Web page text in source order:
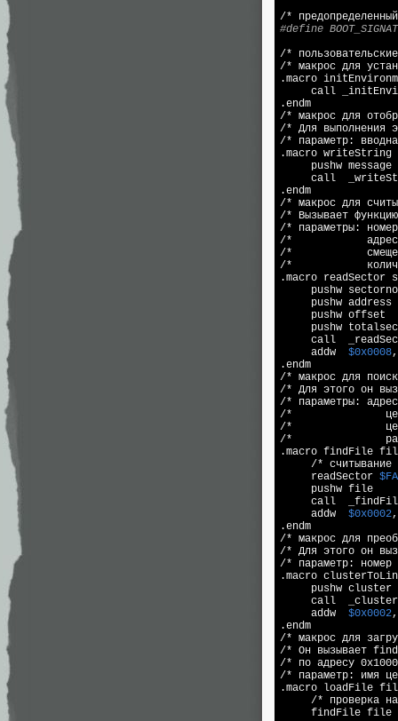
#define
/*
/* макрос для
.macro
call
.endm
/* макрос для
/* Для выполнения
/* параметр:
.macro writeString
     pushw message
call
.endm
/* макрос для
/* Вызывает
/* параметры:
/*
/*
/*
.macro readSector
     pushw sectorno
     pushw address
     pushw offset
pushw
     call  _
read
     addw
$0x0008,
.endm
/* макрос для
/* Для этого он
/* параметры:
/*
/*
/*
.macro findFile
/* считывание
readSector
     pushw file
call
     addw
$0x0002,
.endm
/* макрос для
/* Для этого он
/* параметр: номер
.macro
     pushw cluster
call
     addw
$0x0002,
.endm
/* макрос для
/* Он вызывает
/* по адресу
/* параметр: имя
.macro loadFile
/* проверка
     findFile file